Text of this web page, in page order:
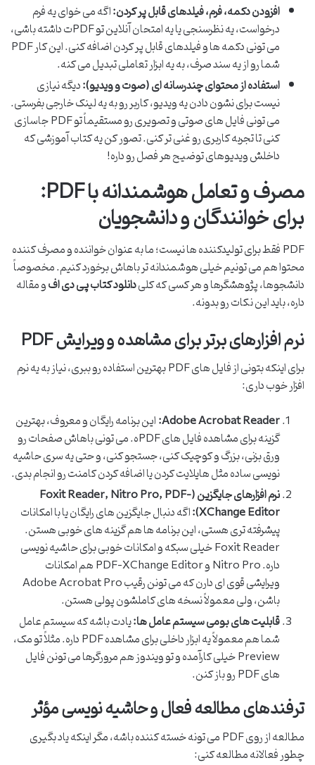
افزودن دکمه، فرم، فیلدهای قابل پر کردن:اگه می خوای یه فرم
درخواست، یه نظرسنجی یا یه امتحان آنلاین تو PDFت داشته باشی،
می تونی دکمه ها و فیلدهای قابل پر کردن اضافه کنی. این کار PDF
شما رو از یه سند صرف، به یه ابزار تعاملی تبدیل می کنه.
استفاده از محتوای چندرسانه ای (صوت و ویدیو):دیگه نیازی
نیست برای نشون دادن یه ویدیو، کاربر رو به یه لینک خارجی بفرستی.
می تونی فایل های صوتی و تصویری رو مستقیماً تو PDF جاسازی
کنی تا تجربه کاربری رو غنی تر کنی. تصور کن یه کتاب آموزشی که
داخلش ویدیوهای توضیح هر فصل رو داره!
مصرف و تعامل هوشمندانه با PDF:
برای خوانندگان و دانشجویان
PDF فقط برای تولیدکننده ها نیست؛ ما به عنوان خواننده و مصرف کننده
محتوا هم می تونیم خیلی هوشمندانه تر باهاش برخورد کنیم. مخصوصاً
دانشجوها، پژوهشگرها و هر کسی که کلیدانلود کتاب پی دی افو مقاله
داره، باید این نکات رو بدونه.
نرم افزارهای برتر برای مشاهده و ویرایش PDF
برای اینکه بتونی از فایل های PDF بهترین استفاده رو ببری، نیاز به یه نرم
افزار خوب داری:
Adobe Acrobat Reader: این برنامه رایگان و معروف، بهترین
گزینه برای مشاهده فایل های PDFه. می تونی باهاش صفحات رو
ورق بزنی، بزرگ و کوچیک کنی، جستجو کنی، و حتی یه سری حاشیه
نویسی ساده مثل هایلایت کردن یا اضافه کردن کامنت رو انجام بدی.
نرم افزارهای جایگزین (Foxit Reader, Nitro Pro, PDF-
XChange Editor): اگه دنبال جایگزین های رایگان یا با امکانات
پیشرفته تری هستی، این برنامه ها هم گزینه های خوبی هستن.
Foxit Reader خیلی سبکه و امکانات خوبی برای حاشیه نویسی
داره. Nitro Pro و PDF-XChange Editor هم امکانات
ویرایشی قوی ای دارن که می تونن رقیب Adobe Acrobat Pro
باشن، ولی معمولاً نسخه های کاملشون پولی هستن.
قابلیت های بومی سیستم عامل ها:یادت باشه که سیستم عامل
شما هم معمولاً یه ابزار داخلی برای مشاهده PDF داره. مثلاً تو مک،
Preview خیلی کارآمده و تو ویندوز هم مرورگرها می تونن فایل
های PDF رو باز کنن.
ترفندهای مطالعه فعال و حاشیه نویسی مؤثر
مطالعه از روی PDF می تونه خسته کننده باشه، مگر اینکه یاد بگیری
چطور فعالانه مطالعه کنی: